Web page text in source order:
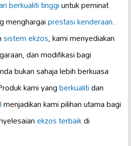
berkualiti tinggiuntuk peminat
menghargaiprestasi kenderaan.
sistem ekzos, kami menyediakan
dan modifikasi bagi
bukan sahaja lebih berkuasa
kami yangberkualitidan
menjadikan kami pilihan utama bagi
ekzos terbaikdi